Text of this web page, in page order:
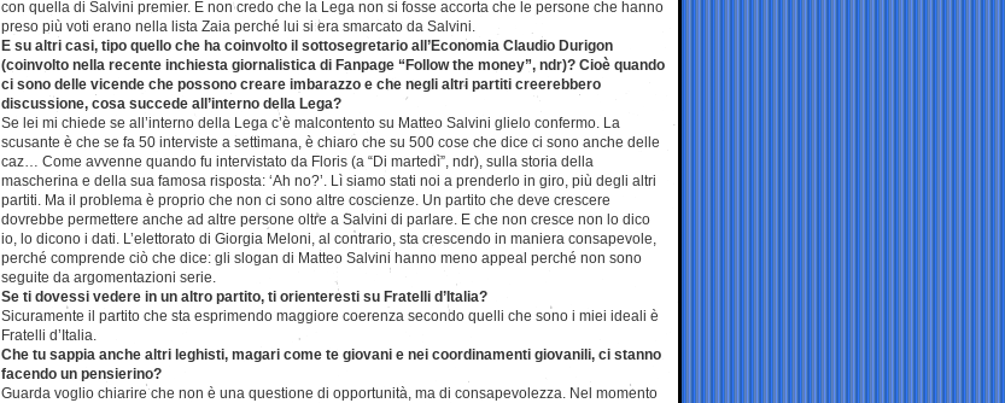
con quella di Salvini premier. E non credo che la Lega non si fosse accorta che le persone che hanno
preso più voti erano nella lista Zaia perché lui si era smarcato da Salvini.
E su altri casi, tipo quello che ha coinvolto il sottosegretario all’Economia Claudio Durigon
(coinvolto nella recente inchiesta giornalistica di Fanpage “Follow the money”, ndr)? Cioè quando
ci sono delle vicende che possono creare imbarazzo e che negli altri partiti creerebbero
discussione, cosa succede all’interno della Lega?
Se lei mi chiede se all’interno della Lega c’è malcontento su Matteo Salvini glielo confermo. La
scusante è che se fa 50 interviste a settimana, è chiaro che su 500 cose che dice ci sono anche delle
caz… Come avvenne quando fu intervistato da Floris (a “Di martedì”, ndr), sulla storia della
mascherina e della sua famosa risposta: ‘Ah no?’. Lì siamo stati noi a prenderlo in giro, più degli altri
partiti. Ma il problema è proprio che non ci sono altre coscienze. Un partito che deve crescere
dovrebbe permettere anche ad altre persone oltre a Salvini di parlare. E che non cresce non lo dico
io, lo dicono i dati. L’elettorato di Giorgia Meloni, al contrario, sta crescendo in maniera consapevole,
perché comprende ciò che dice: gli slogan di Matteo Salvini hanno meno appeal perché non sono
seguite da argomentazioni serie.
Se ti dovessi vedere in un altro partito, ti orienteresti su Fratelli d’Italia?
Sicuramente il partito che sta esprimendo maggiore coerenza secondo quelli che sono i miei ideali è
Fratelli d’Italia.
Che tu sappia anche altri leghisti, magari come te giovani e nei coordinamenti giovanili, ci stanno
facendo un pensierino?
Guarda voglio chiarire che non è una questione di opportunità, ma di consapevolezza. Nel momento